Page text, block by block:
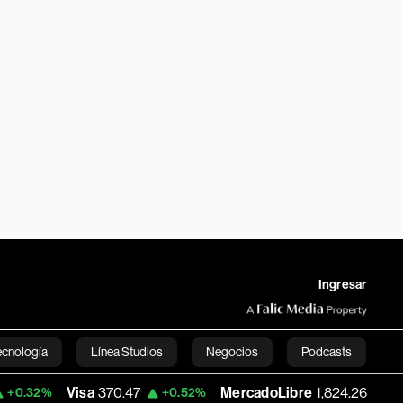
Ingresar
Línea Studios Negocios Podcasts
English
370.47 +0.52% MercadoLibre 1,824.26 -5.23% Banco